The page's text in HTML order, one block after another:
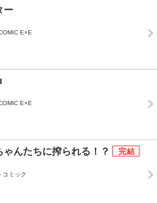
ー
E×E
E×E
んたちに搾られる！？
コミック